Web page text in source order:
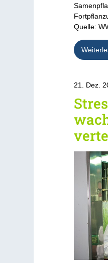
Quelle:
21. Dez.